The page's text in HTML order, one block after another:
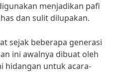
menjadikan pafi
dan sulit dilupakan.
sejak beberapa generasi
ini awalnya dibuat oleh
hidangan untuk acara-